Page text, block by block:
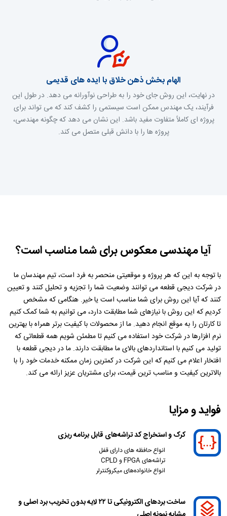
الهام بخش ذهن خلاق با ایده های قدیمی
در نهایت، این روش جای خود را به طراحی نوآورانه می دهد. در طول این
فرآیند، یک مهندس ممکن است سیستمی را کشف کند که می تواند برای
پروژه ای کاملاً متفاوت مفید باشد. این نشان می دهد که چگونه مهندسی،
پروژه ها را با دانش قبلی متصل می کند.
آیا مهندسی معکوس برای شما مناسب است؟
با توجه به این که هر پروژه و موقعیتی منحصر به فرد است، تیم مهندسان ما
در شرکت دیجی قطعه می توانند وضعیت شما را تجزیه و تحلیل کنند و تعیین
کنند که آیا این روش برای شما مناسب است یا خیر. هنگامی که مشخص
کردیم که این روش با نیازهای شما مطابقت دارد، می توانیم به شما کمک کنیم
تا کارتان را به موقع انجام دهید. ما از محصولات با کیفیت برتر همراه با بهترین
نرم افزارها در شرکت خود استفاده می کنیم تا مطمئن شویم همه قطعاتی که
تولید می کنیم با استانداردهای بالای ما مطابقت دارند. ما در دیجی قطعه با
افتخار اعلام می کنیم که این شرکت در کمترین زمان ممکنه خدمات خود را با
بالاترین کیفیت و مناسب ترین قیمت، برای مشتریان عزیز ارائه می کند.
فواید و مزایا
کرک و استخراج کد تراشه‌های قابل برنامه ریزی
انواع حافظه های دارای قفل
تراشه‌های FPGA و CPLD
انواع خانواده‌های میکرو‌کنترلر
ساخت بردهای الکترونیکی تا ۲۲ لایه بدون تخریب برد اصلی و